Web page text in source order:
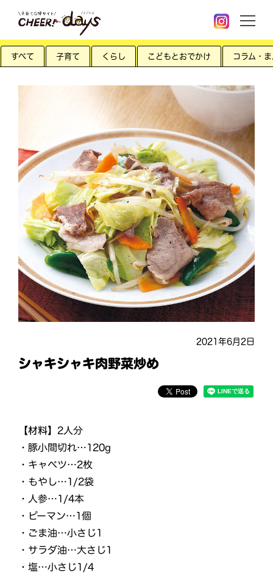
すべて 子育て くらし こどもとおでかけ コラム・
2021年6月2日
シャキシャキ肉野菜炒め
【材料】 2人分
・豚小間切れ…120g
・キャベツ…2枚
・もやし…1/2袋
・人参…1/4本
・ピーマン…1個
・ごま油…小さじ1
・サラダ油…大さじ1
・塩…小さじ1/4